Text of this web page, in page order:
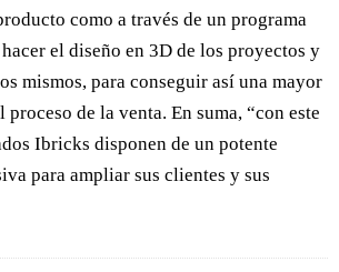
como a través de un programa
el diseño en 3D de los proyectos y
mismos, para conseguir así una mayor
de la venta. En suma, “con este
Ibricks disponen de un potente
para ampliar sus clientes y sus